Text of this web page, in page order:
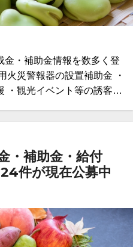
金・補助金情報を数多く登
火災警報器の設置補助金 ・
・観光イベント等の誘客…
・補助金・給付
が現在公募中